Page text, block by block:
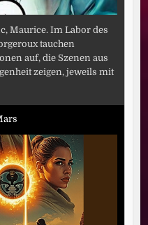
Maurice. Im Labor des
tauchen
auf, die Szenen aus
zeigen, jeweils mit